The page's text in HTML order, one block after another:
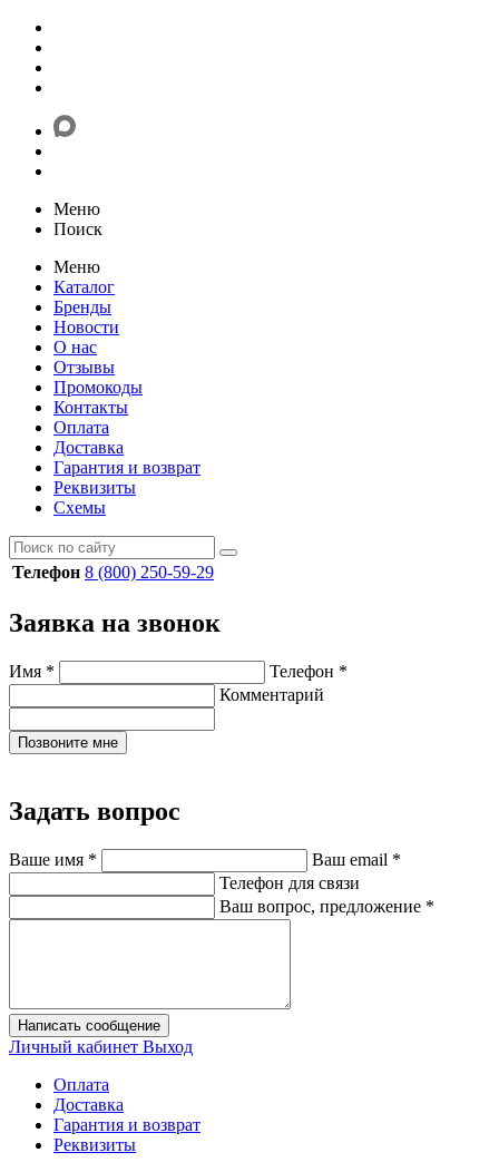
Меню
Поиск
Меню
Каталог
Бренды
Новости
О нас
Отзывы
Промокоды
Контакты
Оплата
Доставка
Гарантия и возврат
Реквизиты
Схемы
Телефон 8 (800) 250-59-29
Заявка на звонок
Имя * Телефон *
Комментарий
Позвоните мне
Задать вопрос
Ваше имя * Ваш email *
Телефон для связи
Ваш вопрос, предложение *
Написать сообщение
Личный кабинет Выход
Оплата
Доставка
Гарантия и возврат
Реквизиты